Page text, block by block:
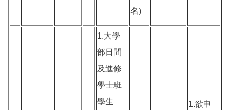
名)
1.大學
部日間
及進修
學士班
學生
1.欲申